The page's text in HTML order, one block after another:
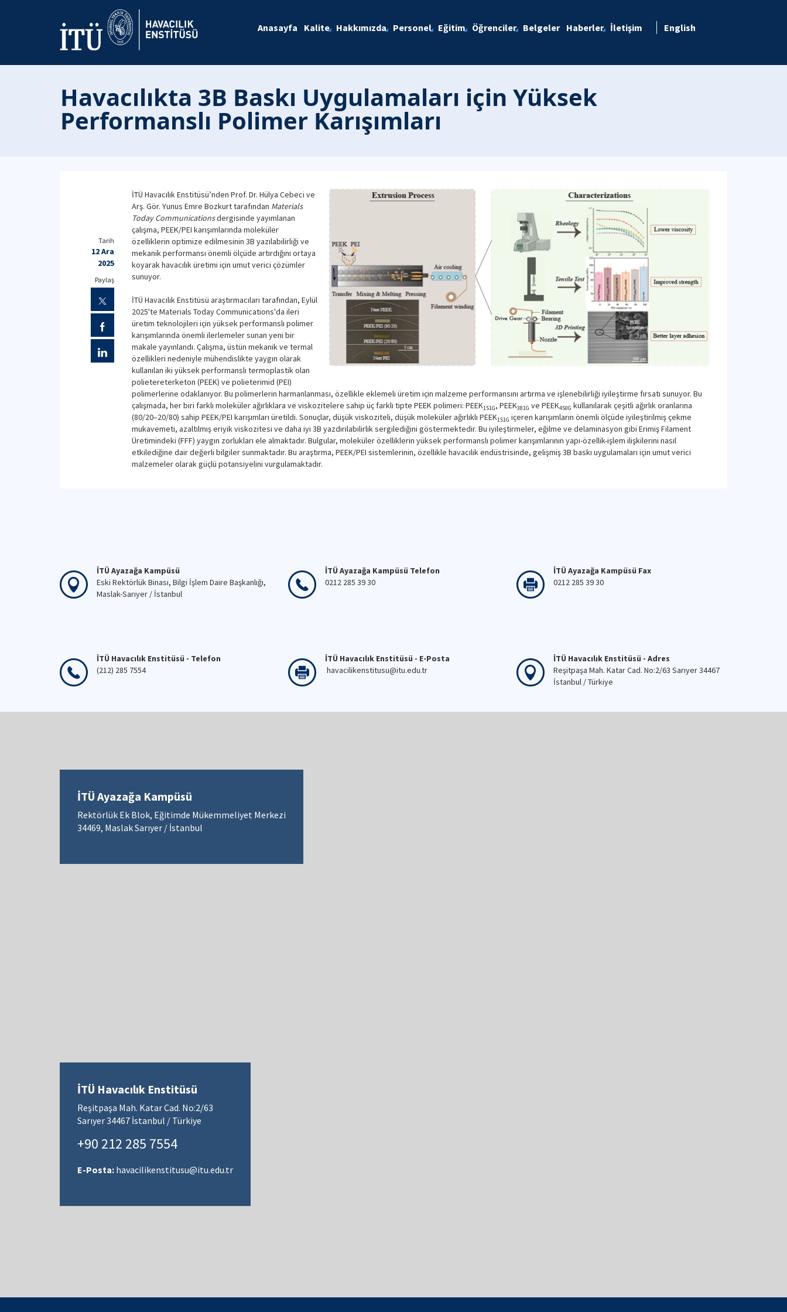
Anasayfa Kalite Hakkımızda Personel Eğitim Öğrenciler Belgeler Haberler İletişim English
Havacılıkta 3B Baskı Uygulamaları için Yüksek
Performanslı Polimer Karışımları
İTÜ Havacılık Enstitüsü’nden Prof. Dr. Hülya Cebeci ve
Arş. Gör. Yunus Emre Bozkurt tarafından Materials
Today Communicationsdergisinde yayımlanan
çalışma, PEEK/PEI karışımlarında moleküler
özelliklerin optimize edilmesinin 3B yazılabilirliği ve
mekanik performansı önemli ölçüde artırdığını ortaya
koyarak havacılık üretimi için umut verici çözümler
sunuyor.
İTÜ Havacılık Enstitüsü araştırmacıları tarafından, Eylül
2025'te Materials Today Communications'da ileri
üretim teknolojileri için yüksek performanslı polimer
karışımlarında önemli ilerlemeler sunan yeni bir
makale yayınlandı. Çalışma, üstün mekanik ve termal
özellikleri nedeniyle mühendislikte yaygın olarak
kullanılan iki yüksek performanslı termoplastik olan
polietereterketon (PEEK) ve polieterimid (PEI)
polimerlerine odaklanıyor. Bu polimerlerin harmanlanması, özellikle eklemeli üretim için malzeme performansını artırma ve işlenebilirliği iyileştirme fırsatı sunuyor. Bu
çalışmada, her biri farklı moleküler ağırlıklara ve viskozitelere sahip üç farklı tipte PEEK polimeri: PEEK151G, PEEK381G ve PEEK450G kullanılarak çeşitli ağırlık oranlarına
(80/20–20/80) sahip PEEK/PEI karışımları üretildi. Sonuçlar, düşük viskoziteli, düşük moleküler ağırlıklı PEEK151G içeren karışımların önemli ölçüde iyileştirilmiş çekme
mukavemeti, azaltılmış eriyik viskozitesi ve daha iyi 3B yazdırılabilirlik sergilediğini göstermektedir. Bu iyileştirmeler, eğilme ve delaminasyon gibi Erimiş Filament
Üretimindeki (FFF) yaygın zorlukları ele almaktadır. Bulgular, moleküler özelliklerin yüksek performanslı polimer karışımlarının yapı-özellik-işlem ilişkilerini nasıl
etkilediğine dair değerli bilgiler sunmaktadır. Bu araştırma, PEEK/PEI sistemlerinin, özellikle havacılık endüstrisinde, gelişmiş 3B baskı uygulamaları için umut verici
malzemeler olarak güçlü potansiyelini vurgulamaktadır.
Tarih
12 Ara
2025
Paylaş
İTÜ Ayazağa Kampüsü
Eski Rektörlük Binası, Bilgi İşlem Daire Başkanlığı,
Maslak-Sarıyer / İstanbul
İTÜ Ayazağa Kampüsü Telefon
0212 285 39 30
İTÜ Ayazağa Kampüsü Fax
0212 285 39 30
İTÜ Havacılık Enstitüsü - Telefon
(212) 285 7554
İTÜ Havacılık Enstitüsü - E-Posta
havacilikenstitusu@itu.edu.tr
İTÜ Havacılık Enstitüsü - Adres
Reşitpaşa Mah. Katar Cad. No:2/63 Sarıyer 34467
İstanbul / Türkiye
İTÜ Ayazağa Kampüsü
Rektörlük Ek Blok, Eğitimde Mükemmeliyet Merkezi
34469, Maslak Sarıyer / İstanbul
İTÜ Havacılık Enstitüsü
Reşitpaşa Mah. Katar Cad. No:2/63
Sarıyer 34467 İstanbul / Türkiye
+90 212 285 7554
E-Posta: havacilikenstitusu@itu.edu.tr